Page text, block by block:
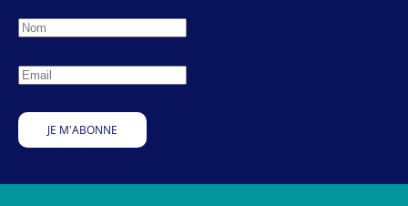
JE M'ABONNE